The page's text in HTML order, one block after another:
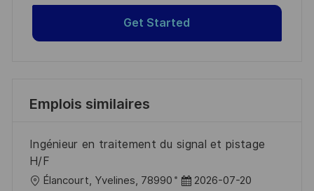
Get Started
Emplois similaires
Ingénieur en traitement du signal et pistage
H/F
Élancourt, Yvelines, 78990
D 2026-07-20